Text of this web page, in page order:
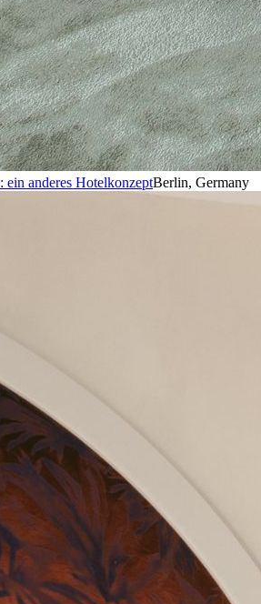
ein anderes HotelkonzeptBerlin, Germany